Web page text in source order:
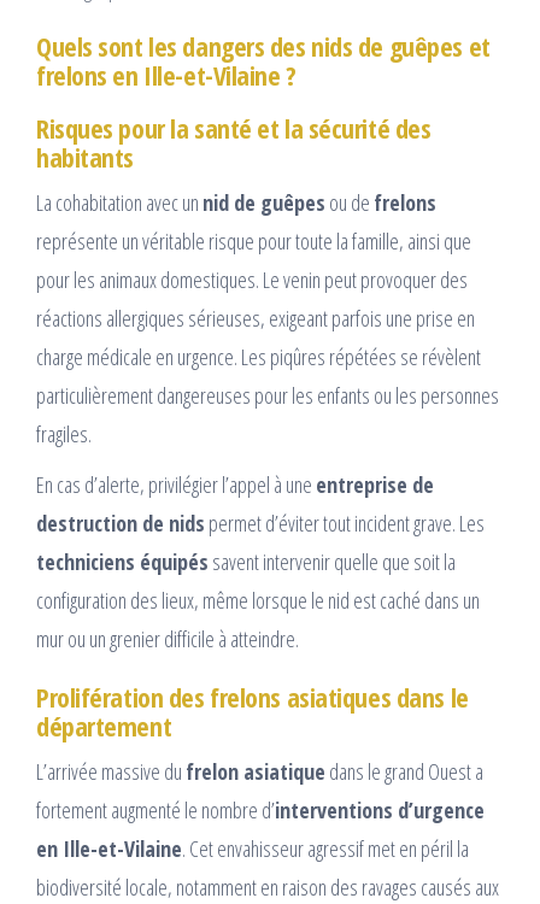
Quels sont les dangers des nids de guêpes et
frelons en Ille-et-Vilaine ?
Risques pour la santé et la sécurité des
habitants
La cohabitation avec un nid de guêpes ou de frelons
représente un véritable risque pour toute la famille, ainsi que
pour les animaux domestiques. Le venin peut provoquer des
réactions allergiques sérieuses, exigeant parfois une prise en
charge médicale en urgence. Les piqûres répétées se révèlent
particulièrement dangereuses pour les enfants ou les personnes
fragiles.
En cas d’alerte, privilégier l’appel à une entreprise de
destruction de nids permet d’éviter tout incident grave. Les
techniciens équipés savent intervenir quelle que soit la
configuration des lieux, même lorsque le nid est caché dans un
mur ou un grenier difficile à atteindre.
Prolifération des frelons asiatiques dans le
département
L’arrivée massive du frelon asiatique dans le grand Ouest a
fortement augmenté le nombre d’interventions d’urgence
en Ille-et-Vilaine. Cet envahisseur agressif met en péril la
biodiversité locale, notamment en raison des ravages causés aux